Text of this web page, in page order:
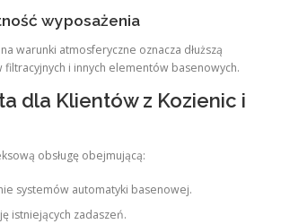
wyposażenia
warunki atmosferyczne oznacza dłuższą
i innych elementów basenowych.
dla Klientów z Kozienic i
obsługę obejmującą:
systemów automatyki basenowej.
istniejących zadaszeń.